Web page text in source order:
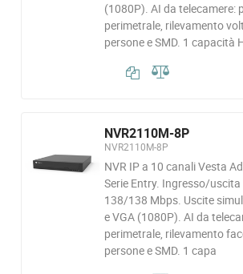
(1080P). AI da telecamere:
perimetrale, rilevamento
persone e SMD. 1 capacità
NVR2110M-8P
NVR2110M-8P
NVR IP a 10 canali Vesta
Serie Entry. Ingresso/
138/138 Mbps. Uscite
e VGA (1080P). AI da
perimetrale, rilevamento
persone e SMD. 1 capa